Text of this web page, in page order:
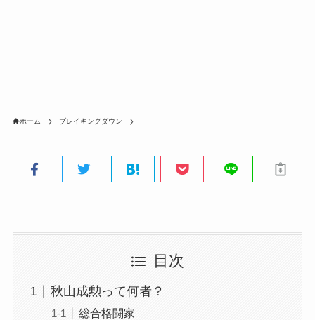
ホーム ブレイキングダウン
目次
秋山成勲って何者？
総合格闘家